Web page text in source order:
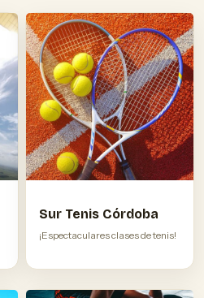
Sur Tenis Córdoba
¡Espectaculares clases de tenis!